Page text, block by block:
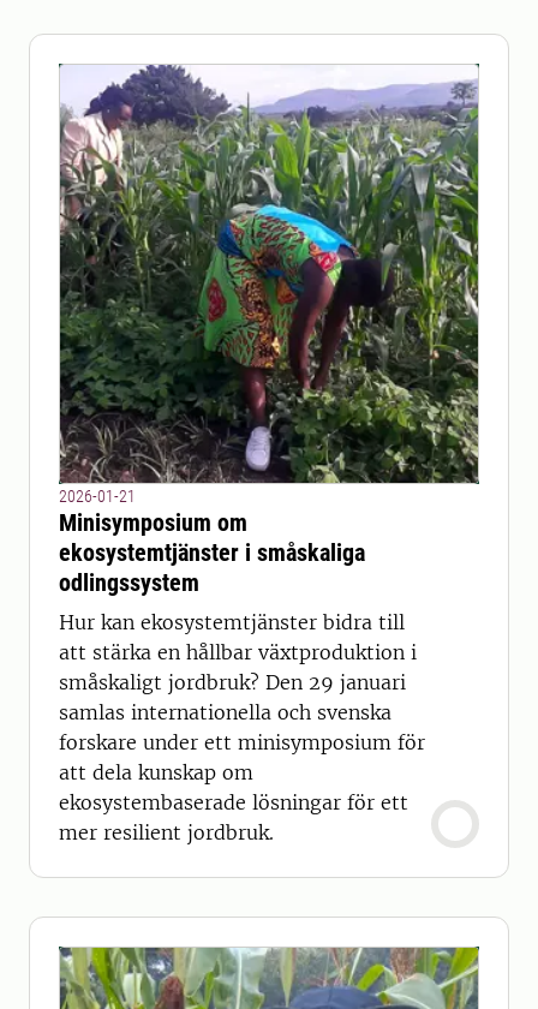
2026-01-21
Minisymposium om
ekosystemtjänster i småskaliga
odlingssystem
Hur kan ekosystemtjänster bidra till
att stärka en hållbar växtproduktion i
småskaligt jordbruk? Den 29 januari
samlas internationella och svenska
forskare under ett minisymposium för
att dela kunskap om
ekosystembaserade lösningar för ett
mer resilient jordbruk.